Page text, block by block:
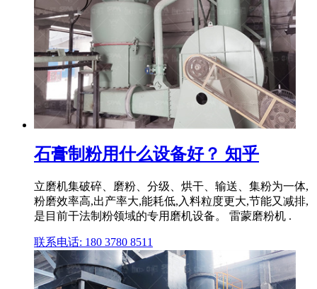
石膏制粉用什么设备好？ 知乎
立磨机集破碎、磨粉、分级、烘干、输送、集粉为一体,
粉磨效率高,出产率大,能耗低,入料粒度更大,节能又减排,
是目前干法制粉领域的专用磨机设备。 雷蒙磨粉机 .
联系电话: 180 3780 8511